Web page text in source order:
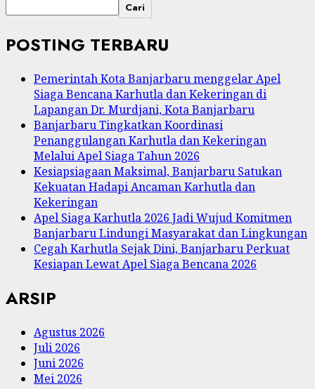
Cari
POSTING TERBARU
Pemerintah Kota Banjarbaru menggelar Apel
Siaga Bencana Karhutla dan Kekeringan di
Lapangan Dr. Murdjani, Kota Banjarbaru
Banjarbaru Tingkatkan Koordinasi
Penanggulangan Karhutla dan Kekeringan
Melalui Apel Siaga Tahun 2026
Kesiapsiagaan Maksimal, Banjarbaru Satukan
Kekuatan Hadapi Ancaman Karhutla dan
Kekeringan
Apel Siaga Karhutla 2026 Jadi Wujud Komitmen
Banjarbaru Lindungi Masyarakat dan Lingkungan
Cegah Karhutla Sejak Dini, Banjarbaru Perkuat
Kesiapan Lewat Apel Siaga Bencana 2026
ARSIP
Agustus 2026
Juli 2026
Juni 2026
Mei 2026